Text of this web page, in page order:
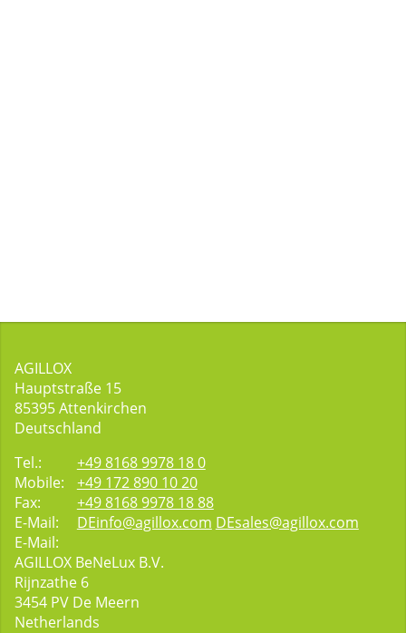
AGILLOX
Hauptstraße 15
85395Attenkirchen
Deutschland
Tel.:
+49 8168 9978 18 0
Mobile:
+49 172 890 10 20
Fax:
+49 8168 9978 18 88
E-Mail:
DEinfo@agillox.com
E-Mail:
DEsales@agillox.com
AGILLOX BeNeLux B.V.
Rijnzathe 6
3454 PV De Meern
Netherlands